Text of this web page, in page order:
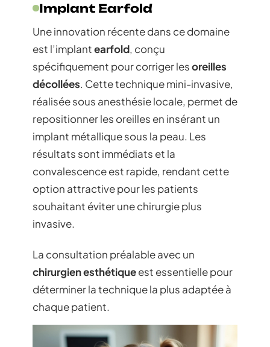
Implant Earfold
Une innovation récente dans ce domaine
est l’implantearfold, conçu
spécifiquement pour corriger lesoreilles
décollées. Cette technique mini-invasive,
réalisée sous anesthésie locale, permet de
repositionner les oreilles en insérant un
implant métallique sous la peau. Les
résultats sont immédiats et la
convalescence est rapide, rendant cette
option attractive pour les patients
souhaitant éviter une chirurgie plus
invasive.
La consultation préalable avec un
chirurgien esthétiqueest essentielle pour
déterminer la technique la plus adaptée à
chaque patient.